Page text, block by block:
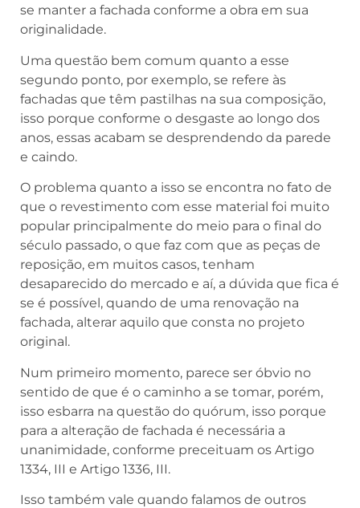
se manter a fachada conforme a obra em sua
originalidade.
Uma questão bem comum quanto a esse
segundo ponto, por exemplo, se refere às
fachadas que têm pastilhas na sua composição,
isso porque conforme o desgaste ao longo dos
anos, essas acabam se desprendendo da parede
e caindo.
O problema quanto a isso se encontra no fato de
que o revestimento com esse material foi muito
popular principalmente do meio para o final do
século passado, o que faz com que as peças de
reposição, em muitos casos, tenham
desaparecido do mercado e aí, a dúvida que fica é
se é possível, quando de uma renovação na
fachada, alterar aquilo que consta no projeto
original.
Num primeiro momento, parece ser óbvio no
sentido de que é o caminho a se tomar, porém,
isso esbarra na questão do quórum, isso porque
para a alteração de fachada é necessária a
unanimidade, conforme preceituam os Artigo
1334, III e Artigo 1336, III.
Isso também vale quando falamos de outros